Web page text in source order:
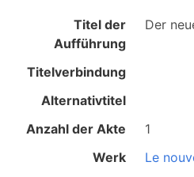
Titel der
Aufführung
Der
Titelverbindung
Alternativtitel
Anzahl der Akte
1
Werk
Le